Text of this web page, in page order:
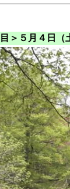
＞５月４日